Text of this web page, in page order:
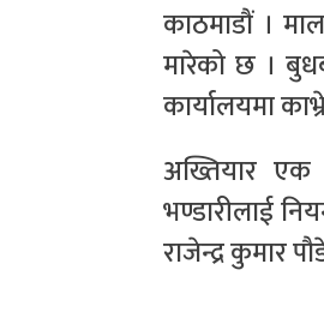
काठमाडौं ।
मारेको छ ।
कार्यालयमा
अख्तियार एक
भण्डारीलाई
राजेन्द्र कुमार